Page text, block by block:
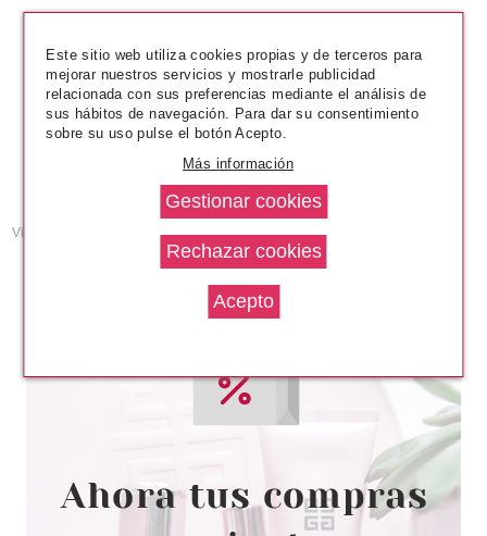
AUSTRALIAN GOLD
Gold Sunshine
desde
7.99€
Viendo del productos) Páginas de Resultados:
Este sitio web utiliza cookies propias y de terceros para
mejorar nuestros servicios y mostrarle publicidad
relacionada con sus preferencias mediante el análisis de
sus hábitos de navegación. Para dar su consentimiento
sobre su uso pulse el botón Acepto.
Más información